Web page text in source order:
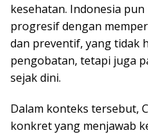
kesehatan. Indonesia
progresif dengan
dan preventif, yang tidak
pengobatan, tetapi juga
sejak dini.
Dalam konteks tersebut,
konkret yang menjawab